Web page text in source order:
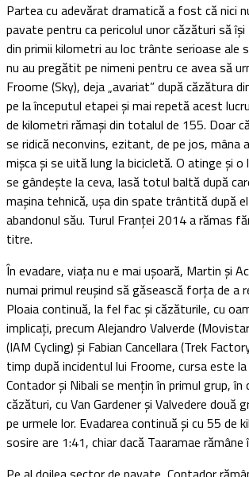
Partea cu adevărat dramatică a fost că nici
pavate pentru ca pericolul unor căzături să
din primii kilometri au loc trânte serioase ale
nu au pregătit pe nimeni pentru ce avea să
Froome (Sky), deja „avariat” după căzătura
pe la începutul etapei și mai repetă acest
de kilometri rămași din totalul de 155. Doar
se ridică neconvins, ezitant, de pe jos, mâna
mișca și se uită lung la bicicletă. O atinge și o
se gândește la ceva, lasă totul baltă după
mașina tehnică, ușa din spate trântită după
abandonul său. Turul Franței 2014 a rămas
titre.
În evadare, viața nu e mai ușoară, Martin și
numai primul reușind să găsească forța de a
Ploaia continuă, la fel fac și căzăturile, cu
implicați, precum Alejandro Valverde
(IAM Cycling) și Fabian Cancellara (Trek
timp după incidentul lui Froome, cursa este
Contador și Nibali se mențin în primul grup, în
căzături, cu Van Gardener și Valvedere două
pe urmele lor. Evadarea continuă și cu 55 de
sosire are 1:41, chiar dacă Taaramae rămâne